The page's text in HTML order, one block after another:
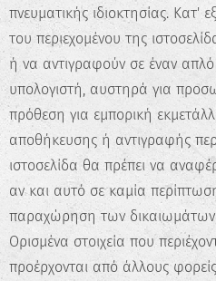
πνευματικής ιδιοκτησίας. Κατ'
του περιεχομένου της
ή να αντιγραφούν σε έναν
υπολογιστή, αυστηρά για
πρόθεση για εμπορική
αποθήκευσης ή αντιγραφής
ιστοσελίδα θα πρέπει να
αν και αυτό σε καμία
παραχώρηση των δικαιωμάτων
Ορισμένα στοιχεία που
προέρχονται από άλλους